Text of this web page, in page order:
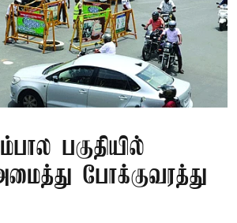
பகுதியில்
போக்குவரத்து